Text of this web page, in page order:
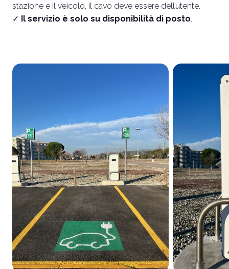
stazione e il veicolo, il cavo deve essere dell’utente.
✓ Il servizio è solo su disponibilità di posto.